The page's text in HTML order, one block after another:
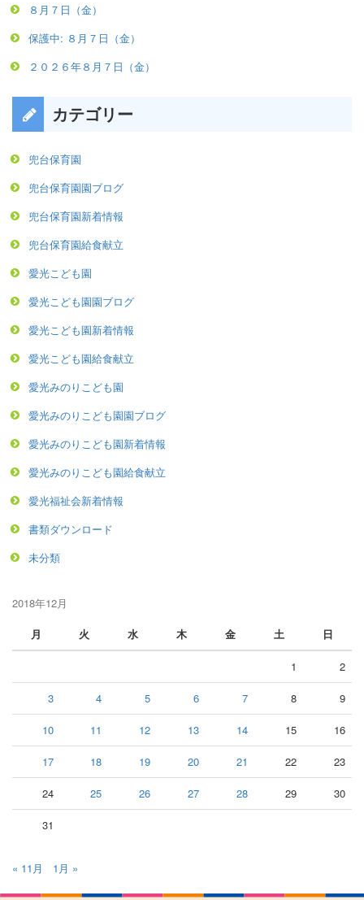
８月７日（金）
保護中: ８月７日（金）
２０２６年８月７日（金）
カテゴリー
兜台保育園
兜台保育園園ブログ
兜台保育園新着情報
兜台保育園給食献立
愛光こども園
愛光こども園園ブログ
愛光こども園新着情報
愛光こども園給食献立
愛光みのりこども園
愛光みのりこども園園ブログ
愛光みのりこども園新着情報
愛光みのりこども園給食献立
愛光福祉会新着情報
書類ダウンロード
未分類
2018年12月
月
火 水 木 金 土 日
1 2
3 4 5 6 7 8 9
10 11 12 13 14 15 16
17 18 19 20 21 22 23
24 25 26 27 28 29 30
31
« 11月 1月 »